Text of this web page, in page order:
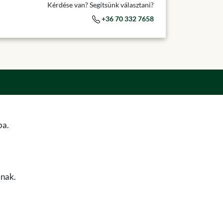
Kérdése van? Segítsünk választani?
+36 70 332 7658